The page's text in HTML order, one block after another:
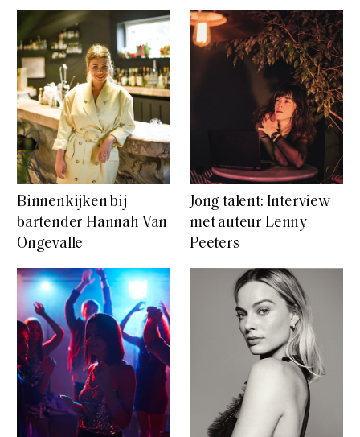
Binnenkijken bij
bartender Hannah Van
Ongevalle
Jong talent: Interview
met auteur Lenny
Peeters